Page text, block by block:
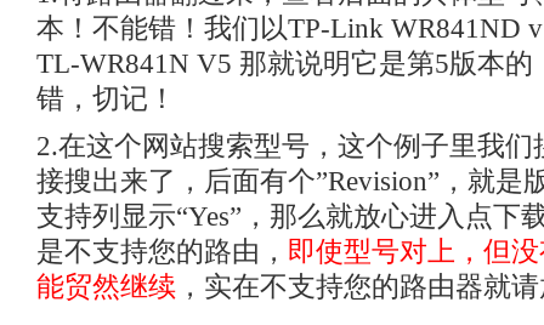
本！不能错！我们以TP-Link WR841ND
TL-WR841N V5 那就说明它是第5版本
错，切记！
2.在这个网站搜索型号，这个例子里我们
接搜出来了，后面有个”Revision”，就是
支持列显示“Yes”，那么就放心进入点下
是不支持您的路由， 即使型号对上，但
能贸然继续 ，实在不支持您的路由器就